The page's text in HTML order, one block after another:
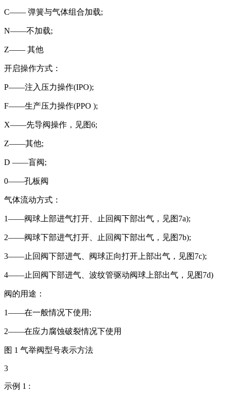
C—— 弹簧与气体组合加载;
N——不加载;
Z—— 其他
开启操作方式：
P——注入压力操作(IPO);
F——生产压力操作(PPO );
X——先导阀操作，见图6;
Z——其他;
D ——盲阀;
0——孔板阀
气体流动方式：
1——阀球上部进气打开、止回阀下部出气，见图7a);
2——阀球下部进气打开、止回阀下部出气，见图7b);
3——止回阀下部进气、阀球正向打开上部出气，见图7c);
4——止回阀下部进气、波纹管驱动阀球上部出气，见图7d)
阀的用途：
1——在一般情况下使用;
2——在应力腐蚀破裂情况下使用
图 1 气举阀型号表示方法
3
示例 1 :